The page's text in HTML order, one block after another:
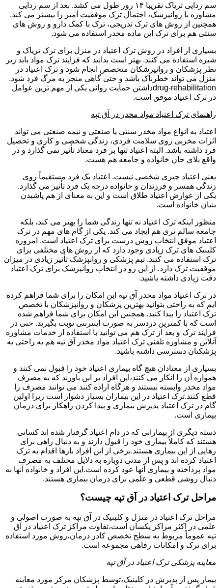
سم زدایی تریاک تقریبا ۱۴ روز طول می کشد. بعد از سم زدایی
مشاوره با روانپزشک، احتمال ترک موفقیت آمیز را بیشتر می کند.
همچنین از روش های ترک تدریجی، ترک با کمک دارو و روش های
سنتی هم برای ترک این ماده مخدر استفاده می شود.
بسیاری از افراد در روش ترک اعتیاد در منزل برای ترک تریاک و
شیره استفاده می کنند. بهتر است بدانید که فرایند ترک مواد باید زیر
نظر پزشکان و روانپزشکان متخصص انجام شود و ترک اعتیاد در
منزل می تواند خطرناک باشد و حتی گاهی منجر به مرگ فرد شود.
drug-rehabilitationداشتن حمایت روانی یکی از مهم ترین عوامل
در ترک اعتیاد موفق است.
راهنمای ترک اعتیاد مواد مخدر در آق تپه
اعتیاد به انواع مواد مخدر سنتی یا صنعتی و نیمه صنعتی می تواند
اثرات مخربی روی سلامت فردی، زندگی شخصی و کاری و تحصیل
فرد داشته باشد. البته اعتیاد تنها بر فرد معتاد تأثیر نمی گذارد و در
واقع بلای جان خانواده و جامعه هم هست.
یعنی اعتیاد چیزی شخصی نیست. اعتیاد یک فرد مستقیماً روی
زندگی همسر و فرزندان و خانواده درجه یک فرد تأثیر می گذارد.
یکی از عوارض اعتیاد طلاق است و این به معنای از هم پاشیدن
بنیان خانواده است.
منظور اینکه ترک اعتیاد نه تنها زندگی شما را بهتر می کند، بلکه
جامعه سالم تری هم ایجاد می کند. یکی از گام های مهم در ترک
اعتیاد موفق انتخاب روش درست برای ترک اعتیاد است. امروزه
کلینیک های ترک زیادی وجود دارد که از روش های مختلفی برای
ترک استفاده می کنند. تیم پزشکی و روانپزشک تأثیر زیادی در میزان
موفقیت ترک دارد. از این رو در انتخاب روانپزشک برای ترک اعتیاد
دقت زیادی داشته باشید.
در ترک اعتیاد مواد مخدر آق تپه این امکان را برای شما فراهم کرده
ایم که به راحتی بتوانید بهترین پزشکان و روانپزشکان با تخصص
ترک اعتیاد را پیدا کنید. همچنین این امکان برای شما فراهم شده
است که با کمترین دردسر به صورت اینترنتی نوبت بگیرید. حتی در
فرایند ترک و بعد از ترک هم می توانید با استفاده از خدمات مشاوره
آنلاین و مشاوره تلفنی ترک اعتیاد مواد مخدر آق تپه هم به راحتی به
پزشکتان دسترسی داشته باشید.
بسیاری از معتادان هیچ گاه بیماری اعتیاد خود را قبول نمی کنند و
همواره آن را انکار می کنند،این افراد بر این باورند که به مصرف
مواد مخدر وابسته نیستند و هرگاه اراده کنند می توانند مصرف را
قطع کنند.ترک اعتیاد در این بیماران بسیار دشوار است زیرا اولین
گام در ترک اعتیاد پذیرش بیماری و پیدا کردن راهکار برای درمان
بیماری است.
دسته دیگری از بیمارانی که در دام اعتیاد گرفتار شده اند کسانی
هستند که کاملاً بیماری خود را قبول دارند و به دنبال راهی برای
رهایی از این بیماری هستند.برخی از این افراد بارها اقدام به ترک
اعتیاد کرده اند و پس از مدتی دوباره به دلایل مختلف به مصرف
مواد پرداخته و بیماری آنها عود کرده است.این افراد و خانواده آنها به
دنبال روشی قطعی و علمی برای درمان بیماری هستند.
مراحل ترک اعتیاد در آق تپه چیست؟
مراحل ترک اعتیاد در منزل و کلینیک در آق تپه به صورت اصولی و
علمی در اکثر مراکز یکسان است،تفاوت مراکز ترک اعتیاد در آق
تپه عموماً مربوط به سطح تخصص کادر درمان،روش مورد استفاده
برای ترک و امکانات رفاهی مجموعه است.
معاینه پزشکی ترک اعتیاد در آق تپه
بیمار پس از پذیرش در کلینیک،توسط پزشکان مرکز مورد معاینه